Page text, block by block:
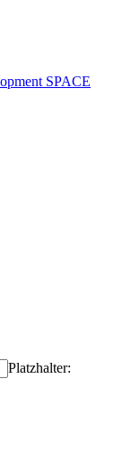
SPACE
Platzhalter: